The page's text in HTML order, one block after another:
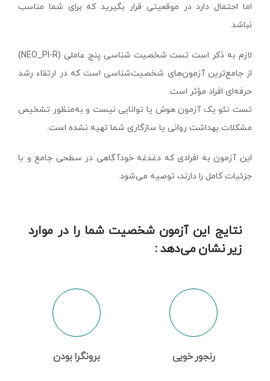
اما احتمال دارد در موقعیتی قرار بگیرید که برای شما مناسب
نباشد.
لازم به ذکر است تست شخصیت شناسی پنج عاملی (NEO_PI-R)
از جامع‌ترین آزمون‌های شخصیت‌شناسی است که در ارتقاء رشد
حرفه‌ای افراد مؤثر است.
تست نئو یک آزمون هوش یا توانایی نیست و به‌منظور تشخیص
مشکلات بهداشت روانی یا سازگاری شما تهیه نشده است.
این آزمون به افرادی که دغدغه خودآگاهی در سطحی جامع و با
جزئیات کامل را دارند، توصیه می‌شود.
نتایج این آزمون شخصیت شما را در موارد
زیر نشان می‌دهد :
رنجور خویی برونگرا بودن